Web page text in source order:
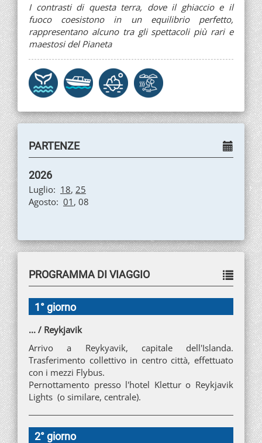
I contrasti di questa terra, dove il ghiaccio e il
fuoco coesistono in un equilibrio perfetto,
rappresentano alcuno tra gli spettacoli più rari e
maestosi del Pianeta
PARTENZE
2026
Luglio: 18, 25
Agosto: 01 , 08
PROGRAMMA DI VIAGGIO
1° giorno
... / Reykjavik
Arrivo a Reykyavik, capitale dell'Islanda.
Trasferimento collettivo in centro città, effettuato
con i mezzi Flybus.
Pernottamento presso l'hotel Klettur o Reykjavik
Lights (o similare, centrale).
2° giorno